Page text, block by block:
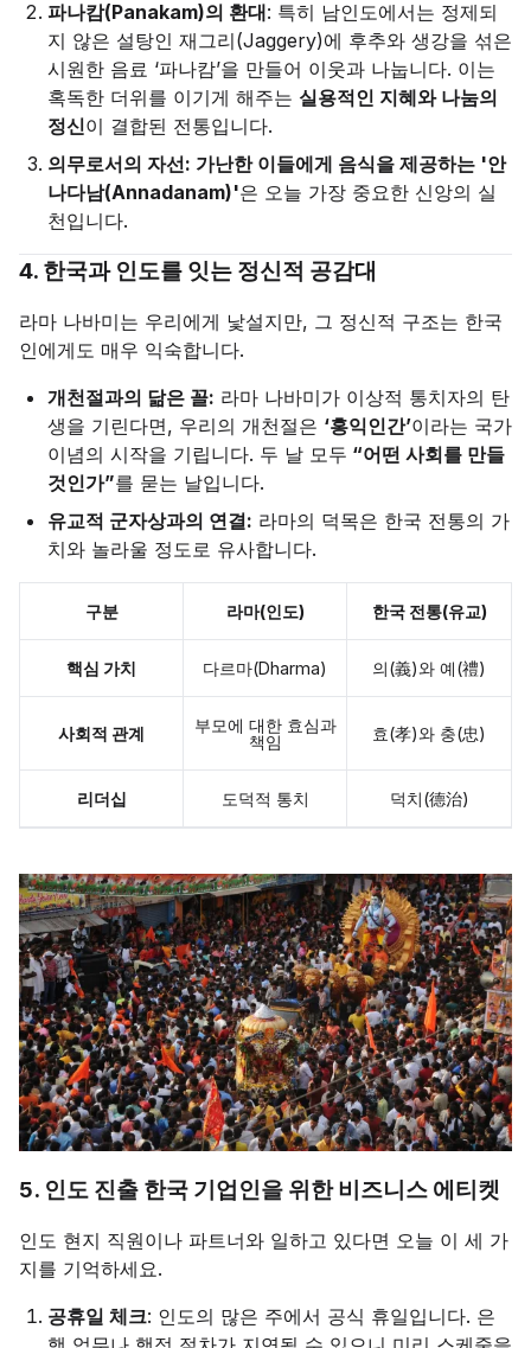
파나캄(Panakam)의 환대: 특히 남인도에서는 정제되
지 않은 설탕인 재그리(Jaggery)에 후추와 생강을 섞은
시원한 음료 ‘파나캄’을 만들어 이웃과 나눕니다. 이는
혹독한 더위를 이기게 해주는 실용적인 지혜와 나눔의
정신이 결합된 전통입니다.
의무로서의 자선: 가난한 이들에게 음식을 제공하는 '안
나다남(Annadanam)'은 오늘 가장 중요한 신앙의 실
천입니다.
4. 한국과 인도를 잇는 정신적 공감대
라마 나바미는 우리에게 낯설지만, 그 정신적 구조는 한국
인에게도 매우 익숙합니다.
개천절과의 닮은 꼴: 라마 나바미가 이상적 통치자의 탄
생을 기린다면, 우리의 개천절은 ‘홍익인간’이라는 국가
이념의 시작을 기립니다. 두 날 모두 “어떤 사회를 만들
것인가”를 묻는 날입니다.
유교적 군자상과의 연결: 라마의 덕목은 한국 전통의 가
치와 놀라울 정도로 유사합니다.
구분 라마(인도) 한국 전통(유교)
핵심 가치 다르마(Dharma) 의(義)와 예(禮)
사회적 관계
부모에 대한 효심과
책임
효(孝)와 충(忠)
리더십 도덕적 통치 덕치(德治)
5. 인도 진출 한국 기업인을 위한 비즈니스 에티켓
인도 현지 직원이나 파트너와 일하고 있다면 오늘 이 세 가
지를 기억하세요.
공휴일 체크: 인도의 많은 주에서 공식 휴일입니다. 은